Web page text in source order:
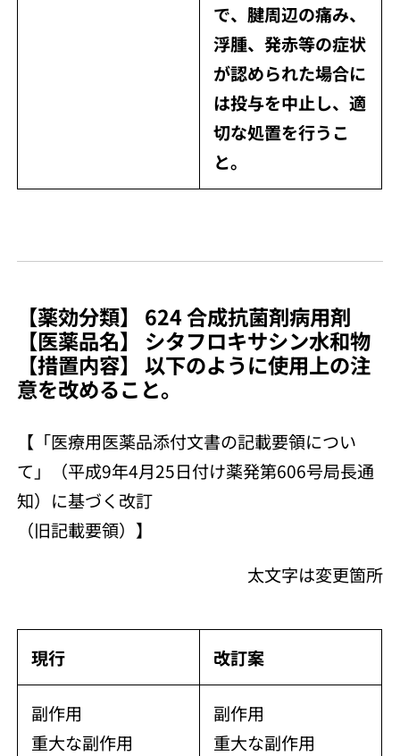
で、腱周辺の痛み、
浮腫、発赤等の症状
が認められた場合に
は投与を中止し、適
切な処置を行うこ
と。
【薬効分類】 624 合成抗菌剤病用剤
【医薬品名】 シタフロキサシン水和物
【措置内容】 以下のように使用上の注
意を改めること。
【「医療用医薬品添付文書の記載要領につい
て」（平成9年4月25日付け薬発第606号局長通
知）に基づく改訂
（旧記載要領）】
太文字は変更箇所
現行 改訂案
副作用
重大な副作用
副作用
重大な副作用